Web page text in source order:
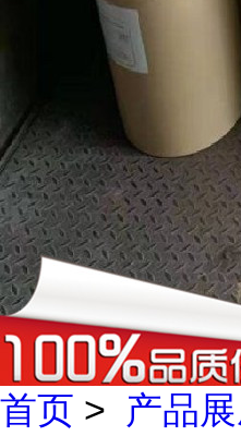
首页 > 产品